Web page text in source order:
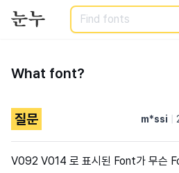
Search
What font?
질문 m*ssi
V092 V014 로 표시된 Font가 무슨